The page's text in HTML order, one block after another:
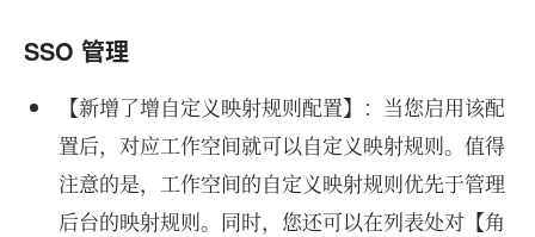
SSO 管理
【新增了增自定义映射规则配置】：当您启用该配
置后，对应工作空间就可以自定义映射规则。值得
注意的是，工作空间的自定义映射规则优先于管理
后台的映射规则。同时，您还可以在列表处对【角